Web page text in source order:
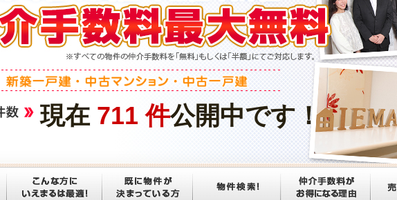
現在 711 件公開中です！